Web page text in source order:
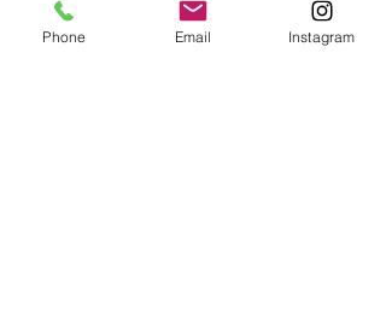
verfütterte Menge bei der täglichen
Futterration berücksichtigen. Bitte
Phone Email Instagram